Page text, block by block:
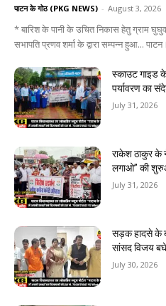
पाटन के गोठ (PKG NEWS) - August 3, 2026
* बारिश के पानी के उचित निकास हेतु ग्राम
सभापति प्रणव शर्मा के द्वारा सम्पन्न हुआ...
स्काउट गाइड
पर्यावरण का
July 31, 2026
राकेश ठाकुर के
लगाओ” की
July 31, 2026
सड़क हादसे के
सांसद विजय
July 30, 2026